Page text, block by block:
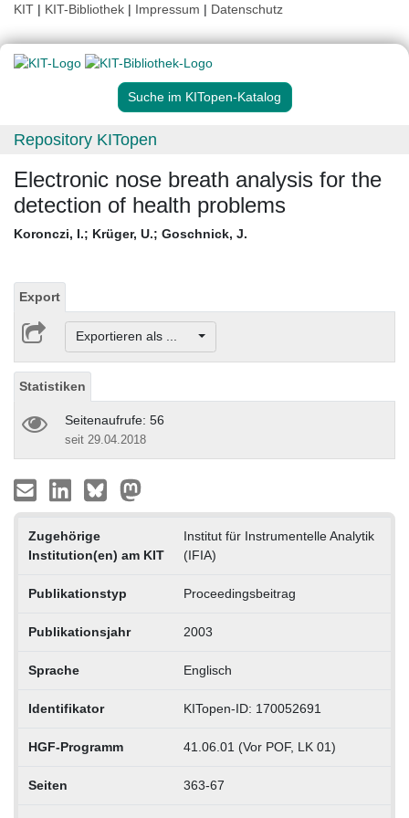
KIT | KIT-Bibliothek | Impressum | Datenschutz
Suche im KITopen-Katalog
Repository KITopen
Electronic nose breath analysis for the
detection of health problems
Koronczi, I.; Krüger, U.; Goschnick, J.
Export
Exportieren als ...
Statistiken
Seitenaufrufe: 56
seit 29.04.2018
Zugehörige
Institution(en) am KIT
Institut für Instrumentelle Analytik
(IFIA)
Publikationstyp Proceedingsbeitrag
Publikationsjahr 2003
Sprache Englisch
Identifikator KITopen-ID: 170052691
HGF-Programm 41.06.01 (Vor POF, LK 01)
Seiten 363-67